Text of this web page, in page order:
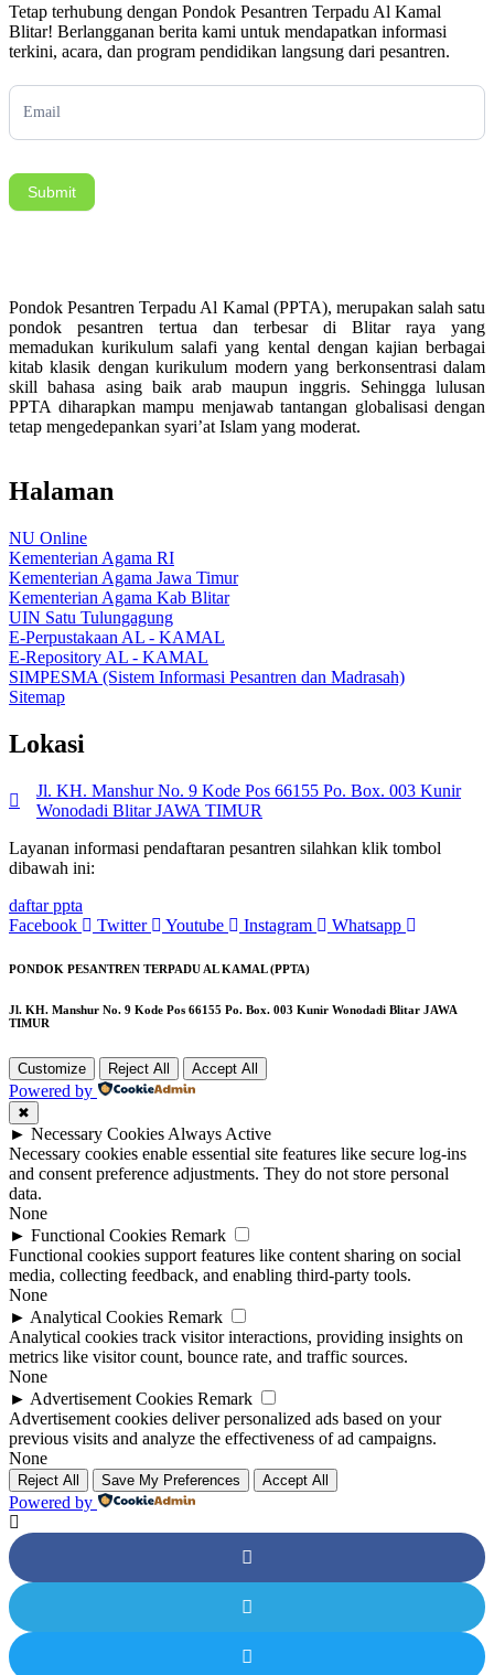
Tetap terhubung dengan Pondok Pesantren Terpadu Al Kamal
Blitar! Berlangganan berita kami untuk mendapatkan informasi
terkini, acara, dan program pendidikan langsung dari pesantren.
Subscription
Submit
Pondok Pesantren Terpadu Al Kamal (PPTA), merupakan salah satu
pondok pesantren tertua dan terbesar di Blitar raya yang
memadukan kurikulum salafi yang kental dengan kajian berbagai
kitab klasik dengan kurikulum modern yang berkonsentrasi dalam
skill bahasa asing baik arab maupun inggris. Sehingga lulusan
PPTA diharapkan mampu menjawab tantangan globalisasi dengan
tetap mengedepankan syari’at Islam yang moderat.
Halaman
NU Online
Kementerian Agama RI
Kementerian Agama Jawa Timur
Kementerian Agama Kab Blitar
UIN Satu Tulungagung
E-Perpustakaan AL - KAMAL
E-Repository AL - KAMAL
SIMPESMA (Sistem Informasi Pesantren dan Madrasah)
Sitemap
Lokasi
Jl. KH. Manshur No. 9 Kode Pos 66155 Po. Box. 003 Kunir
Wonodadi Blitar JAWA TIMUR
Layanan informasi pendaftaran pesantren silahkan klik tombol
dibawah ini:
daftar ppta
Facebook
Twitter Youtube Instagram Whatsapp
PONDOK PESANTREN TERPADU AL KAMAL (PPTA)
Jl. KH. Manshur No. 9 Kode Pos 66155 Po. Box. 003 Kunir Wonodadi Blitar JAWA
TIMUR
Customize Reject All Accept All
Powered by
✖
► Necessary CookiesAlways Active
Necessary cookies enable essential site features like secure log-ins
and consent preference adjustments. They do not store personal
data.
None
► Functional Cookies Remark
Functional cookies support features like content sharing on social
media, collecting feedback, and enabling third-party tools.
None
► Analytical Cookies Remark
Analytical cookies track visitor interactions, providing insights on
metrics like visitor count, bounce rate, and traffic sources.
None
► Advertisement Cookies Remark
Advertisement cookies deliver personalized ads based on your
previous visits and analyze the effectiveness of ad campaigns.
None
Reject All Save My Preferences Accept All
Powered by